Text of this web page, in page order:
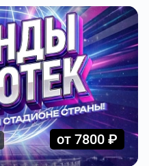
от 7800 ₽